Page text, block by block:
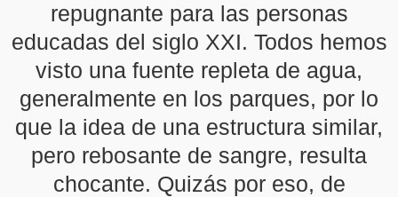
repugnante para las personas
educadas del siglo XXI. Todos hemos
visto una fuente repleta de agua,
generalmente en los parques, por lo
que la idea de una estructura similar,
pero rebosante de sangre, resulta
chocante. Quizás por eso, de